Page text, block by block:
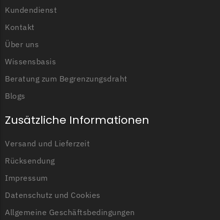
Zoef Robot
Begrenzungsdraht
Kundendienst
Kontakt
Über uns
Wissensbasis
Beratung zum Begrenzungsdraht
Blogs
Zusätzliche Informationen
Versand und Lieferzeit
Rücksendung
Impressum
Datenschutz und Cookies
Allgemeine Geschäftsbedingungen